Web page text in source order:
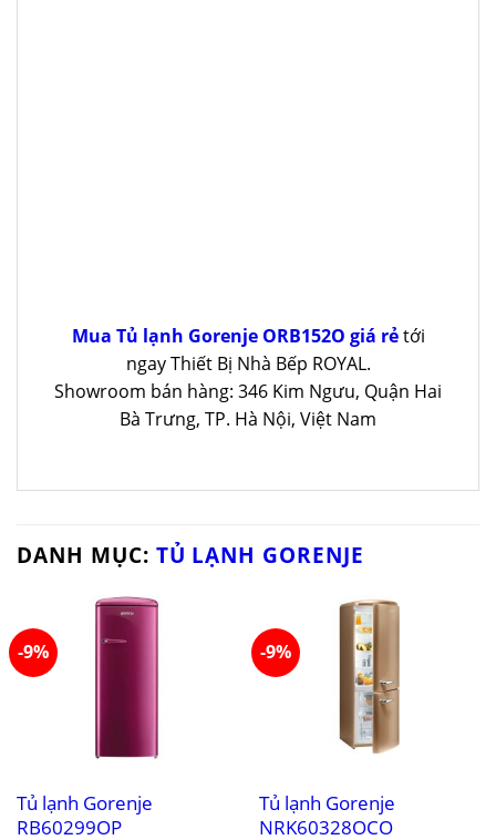
Mua Tủ lạnh Gorenje ORB152O giá rẻtới
ngay Thiết Bị Nhà Bếp ROYAL.
Showroom bán hàng: 346 Kim Ngưu, Quận Hai
Bà Trưng, TP. Hà Nội, Việt Nam
DANH MỤC: TỦ LẠNH GORENJE
-9%
Tủ lạnh Gorenje
RB60299OP
-9%
Tủ lạnh Gorenje
NRK60328OCO